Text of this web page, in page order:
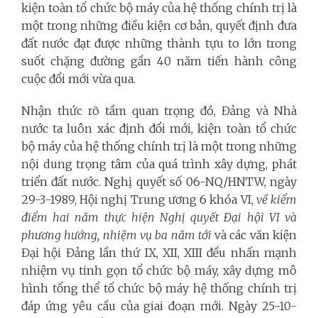
kiện toàn tổ chức bộ máy của hệ thống chính trị là
một trong những điều kiện cơ bản, quyết định đưa
đất nước đạt được những thành tựu to lớn trong
suốt chặng đường gần 40 năm tiến hành công
cuộc đổi mới vừa qua.
Nhận thức rõ tầm quan trọng đó, Đảng và Nhà
nước ta luôn xác định đổi mới, kiện toàn tổ chức
bộ máy của hệ thống chính trị là một trong những
nội dung trọng tâm của quá trình xây dựng, phát
triển đất nước. Nghị quyết số 06-NQ/HNTW, ngày
29-3-1989, Hội nghị Trung ương 6 khóa VI, về kiểm
điểm hai năm thực hiện Nghị quyết Đại hội VI và
phương hướng, nhiệm vụ ba năm tới và các văn kiện
Đại hội Đảng lần thứ IX, XII, XIII đều nhấn mạnh
nhiệm vụ tinh gọn tổ chức bộ máy, xây dựng mô
hình tổng thể tổ chức bộ máy hệ thống chính trị
đáp ứng yêu cầu của giai đoạn mới. Ngày 25-10-